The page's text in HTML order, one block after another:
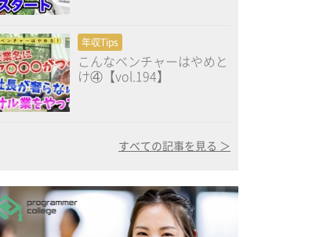
年収Tips
こんなベンチャーはやめと
け④【vol.194】
すべての記事を見る ＞